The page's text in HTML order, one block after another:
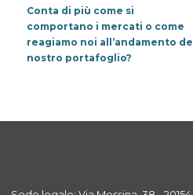
Conta di più come si
comportano i mercati o come
reagiamo noi all’andamento del
nostro portafoglio?